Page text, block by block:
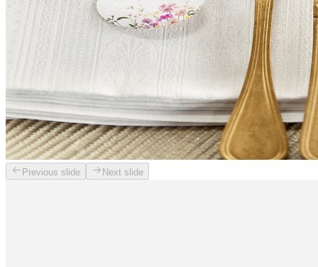
Previous slide Next slide